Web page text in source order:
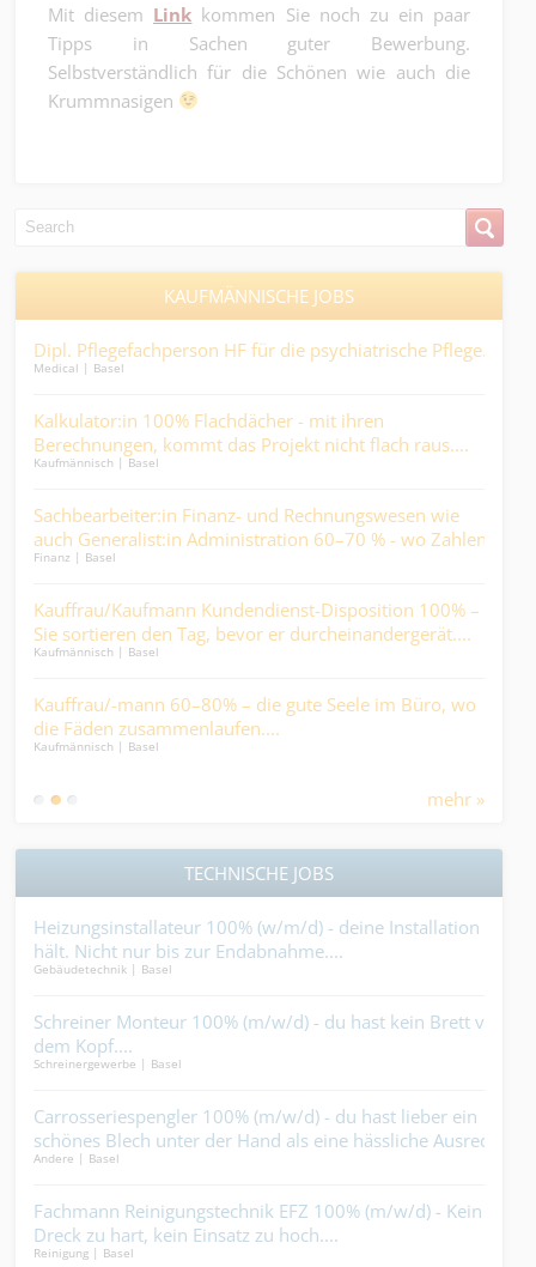
Mit diesem Link kommen Sie noch zu ein paar
Tipps in Sachen guter Bewerbung.
Selbstverständlich für die Schönen wie auch die
Krummnasigen
KAUFMÄNNISCHE JOBS
Dipl. Pflegefachperson HF für die psychiatrische Pflege.
Medical | Basel
Kalkulator:in 100% Flachdächer - mit ihren
Berechnungen, kommt das Projekt nicht flach raus….
Kaufmännisch | Basel
Sachbearbeiter:in Finanz- und Rechnungswesen wie
auch Generalist:in Administration 60–70 % - wo Zahlen
stimmen müssen, weil Menschen darauf zählen….
Finanz | Basel
Kauffrau/Kaufmann Kundendienst-Disposition 100% –
Sie sortieren den Tag, bevor er durcheinandergerät....
Kaufmännisch | Basel
Kauffrau/-mann 60–80% – die gute Seele im Büro, wo
die Fäden zusammenlaufen....
Kaufmännisch | Basel
mehr »
TECHNISCHE JOBS
Heizungsinstallateur 100% (w/m/d) - deine Installation
hält. Nicht nur bis zur Endabnahme....
Gebäudetechnik | Basel
Schreiner Monteur 100% (m/w/d) - du hast kein Brett vor
dem Kopf....
Schreinergewerbe | Basel
Carrosseriespengler 100% (m/w/d) - du hast lieber ein
schönes Blech unter der Hand als eine hässliche Ausrede
im Mund....
Andere | Basel
Fachmann Reinigungstechnik EFZ 100% (m/w/d) - Kein
Dreck zu hart, kein Einsatz zu hoch....
Reinigung | Basel